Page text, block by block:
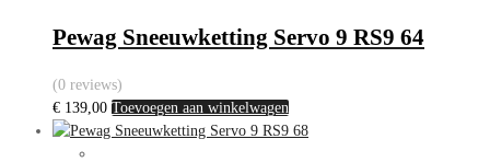
Pewag Sneeuwketting Servo 9 RS9 64
(0 reviews)
€ 139,00 Toevoegen aan winkelwagen